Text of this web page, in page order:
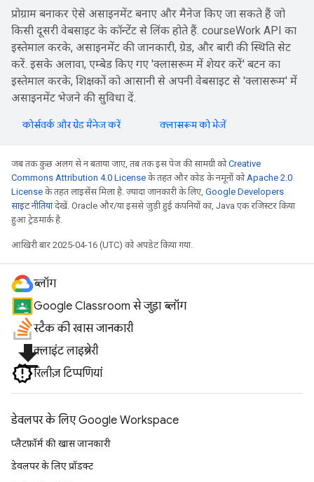
प्रोग्राम बनाकर ऐसे असाइनमेंट बनाए और मैनेज किए जा सकते हैं जो
किसी दूसरी वेबसाइट के कॉन्टेंट से लिंक होते हैं. courseWork API का
इस्तेमाल करके, असाइनमेंट की जानकारी, ग्रेड, और बारी की स्थिति सेट
करें. इसके अलावा, एम्बेड किए गए 'क्लासरूम में शेयर करें' बटन का
इस्तेमाल करके, शिक्षकों को आसानी से अपनी वेबसाइट से 'क्लासरूम' में
असाइनमेंट भेजने की सुविधा दें.
कोर्सवर्क और ग्रेड मैनेज करें क्लासरूम को भेजें
जब तक कुछ अलग से न बताया जाए, तब तक इस पेज की सामग्री कोCreative
Commons Attribution 4.0 License के तहत और कोड के नमूनों को Apache 2.0
License के तहत लाइसेंस मिला है. ज़्यादा जानकारी के लिए, Google Developers
साइट नीतियांदेखें. Oracle और/या इससे जुड़ी हुई कंपनियों का, Java एक रजिस्टर किया
हुआ ट्रेडमार्क है.
आखिरी बार 2025-04-16 (UTC) को अपडेट किया गया.
ब्लॉग
Google Classroom से जुड़ा ब्लॉग
स्टैक की खास जानकारी
file_downloadक्लाइंट लाइब्रेरी
रिलीज़ टिप्पणियां
डेवलपर के लिए Google Workspace
प्लैटफ़ॉर्म की खास जानकारी
डेवलपर के लिए प्रॉडक्ट